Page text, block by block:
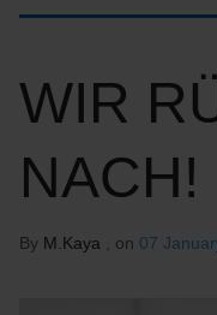
WIR
NACH!
By M.Kaya , on 07